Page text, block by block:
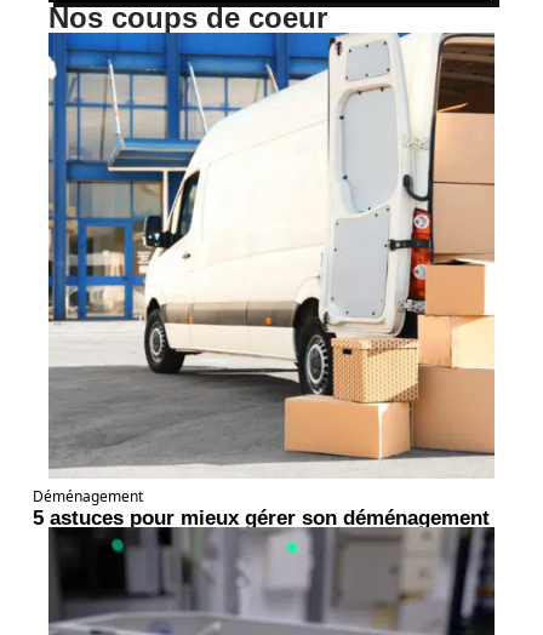
Nos coups de coeur
Déménagement
5 astuces pour mieux gérer son déménagement